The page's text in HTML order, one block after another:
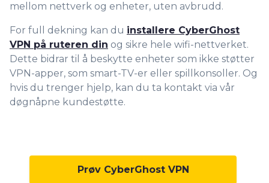
mellom nettverk og enheter, uten avbrudd.
For full dekning kan du installere CyberGhost
VPN på ruteren din og sikre hele wifi-nettverket.
Dette bidrar til å beskytte enheter som ikke støtter
VPN-apper, som smart-TV-er eller spillkonsoller. Og
hvis du trenger hjelp, kan du ta kontakt via vår
døgnåpne kundestøtte.
Prøv CyberGhost VPN